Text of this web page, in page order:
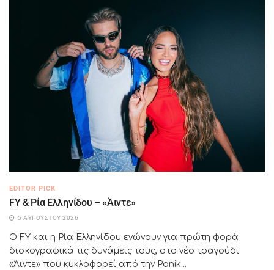
EDITOR PICK
FY & Ρία Ελληνίδου – «Άιντε»
5 ΑΥΓΟΎΣΤΟΥ 2026
Ο FY και η Ρία Ελληνίδου ενώνουν για πρώτη φορά
δισκογραφικά τις δυνάμεις τους, στο νέο τραγούδι
«Άιντε» που κυκλοφορεί από την Panik...